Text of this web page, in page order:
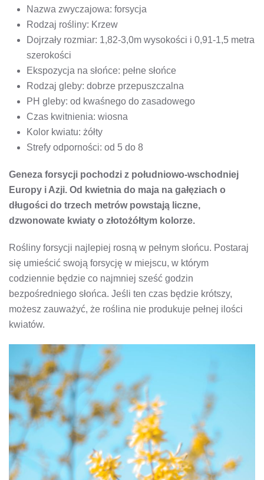
Nazwa zwyczajowa: forsycja
Rodzaj rośliny: Krzew
Dojrzały rozmiar: 1,82-3,0m wysokości i 0,91-1,5 metra
szerokości
Ekspozycja na słońce: pełne słońce
Rodzaj gleby: dobrze przepuszczalna
PH gleby: od kwaśnego do zasadowego
Czas kwitnienia: wiosna
Kolor kwiatu: żółty
Strefy odporności: od 5 do 8
Geneza forsycji pochodzi z południowo-wschodniej
Europy i Azji. Od kwietnia do maja na gałęziach o
długości do trzech metrów powstają liczne,
dzwonowate kwiaty o złotożółtym kolorze.
Rośliny forsycji najlepiej rosną w pełnym słońcu. Postaraj
się umieścić swoją forsycję w miejscu, w którym
codziennie będzie co najmniej sześć godzin
bezpośredniego słońca. Jeśli ten czas będzie krótszy,
możesz zauważyć, że roślina nie produkuje pełnej ilości
kwiatów.